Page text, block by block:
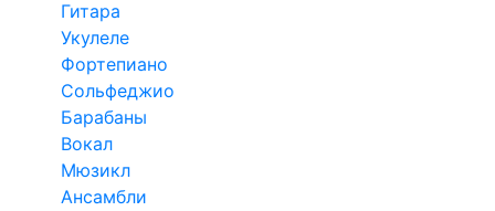
Гитара
Укулеле
Фортепиано
Сольфеджио
Барабаны
Вокал
Мюзикл
Ансамбли